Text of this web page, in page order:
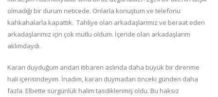
olmadığı bir durum neticede. Onlarla konuştum ve telefonu
kahkahalarla kapattık. Tahliye olan arkadaşlarımız ve beraat eden
arkadaşlarımız için çok mutlu oldum. İçeride olan arkadaşlarım
aklımdaydı.
Kararı duyduğum andan itibaren aslında daha büyük bir direnme
hali içerisindeyim. İnadım, kararı duymadan önceki günden daha
fazla. Elbette sürgünlük halim tasdiklenmiş oldu. Bu haksız